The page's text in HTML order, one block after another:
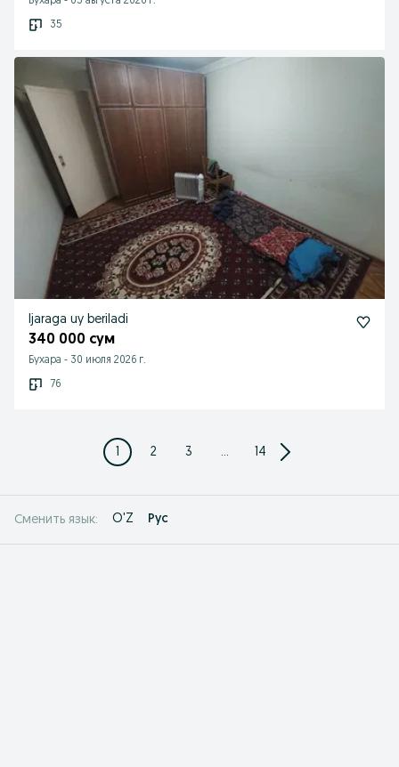
35
Ijaraga uy beriladi
340 000 сум
Бухара - 30 июля 2026 г.
76
1 2 3 ... 14
Сменить язык: O'Z Рус